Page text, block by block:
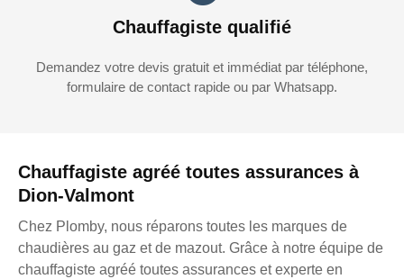
Chauffagiste agréé toutes assurances à
Dion-Valmont
Chez Plomby, nous réparons toutes les marques de
chaudières au gaz et de mazout. Grâce à notre équipe de
chauffagiste agréé toutes assurances et experte en
Chauffagiste qualifié
Demandez votre devis gratuit et immédiat par téléphone,
formulaire de contact rapide ou par Whatsapp.